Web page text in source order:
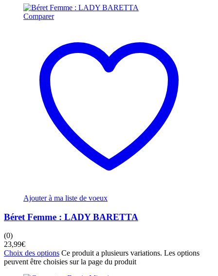
Comparer
Ajouter à ma liste de voeux
Béret Femme : LADY BARETTA
(0)
23,99€
Choix des options Ce produit a plusieurs variations. Les options
peuvent être choisies sur la page du produit